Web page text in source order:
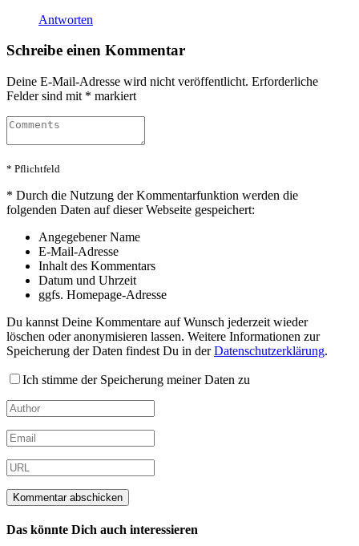
Antworten
Schreibe einen Kommentar
Deine E-Mail-Adresse wird nicht veröffentlicht. Erforderliche
Felder sind mit * markiert
* Pflichtfeld
* Durch die Nutzung der Kommentarfunktion werden die
folgenden Daten auf dieser Webseite gespeichert:
Angegebener Name
E-Mail-Adresse
Inhalt des Kommentars
Datum und Uhrzeit
ggfs. Homepage-Adresse
Du kannst Deine Kommentare auf Wunsch jederzeit wieder
löschen oder anonymisieren lassen. Weitere Informationen zur
Speicherung der Daten findest Du in derDatenschutzerklärung.
Ich stimme der Speicherung meiner Daten zu
Das könnte Dich auch interessieren